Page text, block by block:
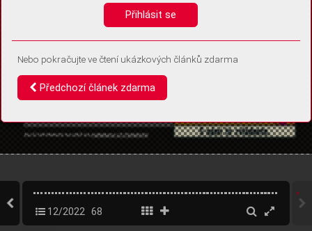
12/2022 68
Přihlásit se
Nebo pokračujte ve čtení ukázkových článků zdarma
Předchozí článek zdarma